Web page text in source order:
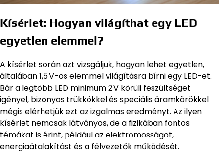
Kísérlet: Hogyan világíthat egy LED
egyetlen elemmel?
A kísérlet során azt vizsgáljuk, hogyan lehet egyetlen,
általában 1,5 V-os elemmel világításra bírni egy LED-et.
Bár a legtöbb LED minimum 2 V körüli feszültséget
igényel, bizonyos trükkökkel és speciális áramkörökkel
mégis elérhetjük ezt az izgalmas eredményt. Az ilyen
kísérlet nemcsak látványos, de a fizikában fontos
témákat is érint, például az elektromosságot,
energiaátalakítást és a félvezetők működését.